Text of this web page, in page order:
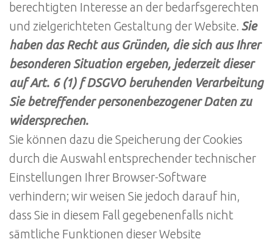
berechtigten Interesse an der bedarfsgerechten
und zielgerichteten Gestaltung der Website. Sie
haben das Recht aus Gründen, die sich aus Ihrer
besonderen Situation ergeben, jederzeit dieser
auf Art. 6 (1) f DSGVO beruhenden Verarbeitung
Sie betreffender personenbezogener Daten zu
widersprechen.
Sie können dazu die Speicherung der Cookies
durch die Auswahl entsprechender technischer
Einstellungen Ihrer Browser-Software
verhindern; wir weisen Sie jedoch darauf hin,
dass Sie in diesem Fall gegebenenfalls nicht
sämtliche Funktionen dieser Website